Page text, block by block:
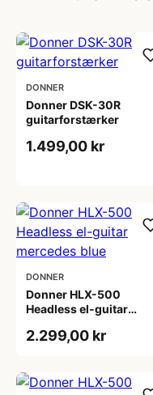
DONNER
Donner DSK-30R
guitarforstærker
1.499,00 kr
DONNER
Donner HLX-500
Headless el-guitar
2.299,00 kr